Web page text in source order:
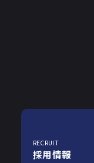
RECRUIT
採用情報